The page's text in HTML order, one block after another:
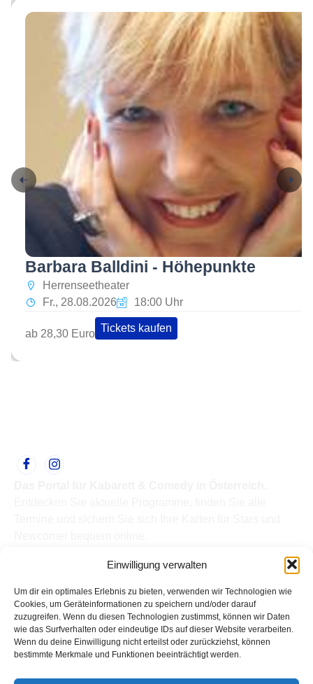
Einwilligung verwalten
Um dir ein optimales Erlebnis zu bieten, verwenden wir Technologien wie
Cookies, um Geräteinformationen zu speichern und/oder darauf
zuzugreifen. Wenn du diesen Technologien zustimmst, können wir Daten
wie das Surfverhalten oder eindeutige IDs auf dieser Website verarbeiten.
Wenn du deine Einwilligung nicht erteilst oder zurückziehst, können
bestimmte Merkmale und Funktionen beeinträchtigt werden.
Barbara Balldini - Höhepunkte
Herrenseetheater
Fr., 28.08.2026
18:00 Uhr
ab 28,30 Euro Tickets kaufen
Termine
Kabarettisten
Spielorte
Top Links
Kabarettisten in Österreich: Aktuelle Stars & Programme